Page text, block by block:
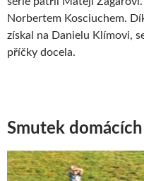
Norbertem Kosciuchem.
získal na Danielu Klímovi,
příčky docela.
Smutek domácích